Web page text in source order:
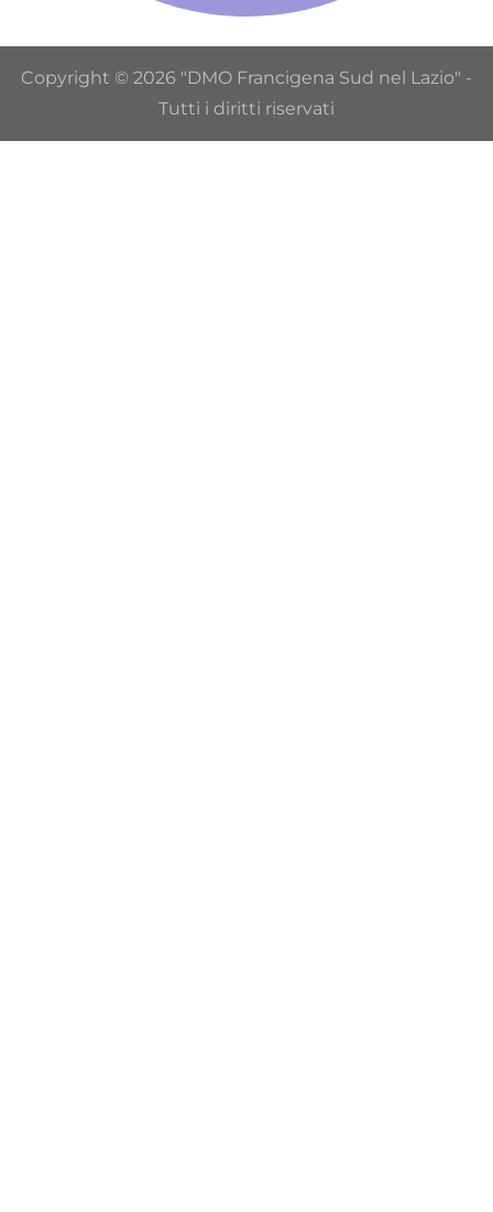
Copyright © 2026 "DMO Francigena Sud nel Lazio" -
Tutti i diritti riservati